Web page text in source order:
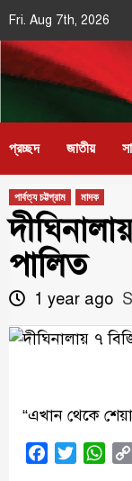
Skip
content
Fri. Aug 7th, 2026
IN SEARCH OF
প্রচ্ছদ জাতীয়
পার্বত্য চট্টগ্রাম মাদক
পালিত
1 year ago
“এখান থেকে
FacebookTwitter